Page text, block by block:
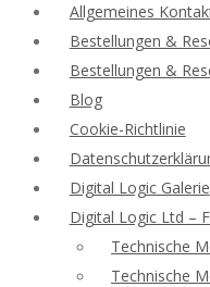
Allgemeines
Bestellungen &
Bestellungen &
Blog
Cookie-Richtlinie
Digital Logic Galerie
Digital Logic Ltd –
Technische
Technische